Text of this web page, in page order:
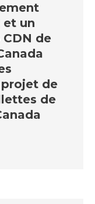
et un
de
de
de